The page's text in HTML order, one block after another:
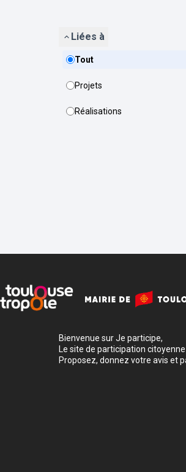
Liées à
Tout
Projets
Réalisations
Bienvenue sur Je participe,
Le site de participation
Proposez, donnez votre avis et